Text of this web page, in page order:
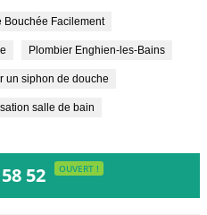
Bouchée Facilement
Plombier Enghien-les-Bains
un siphon de douche
salle de bain
52 OUVERT !